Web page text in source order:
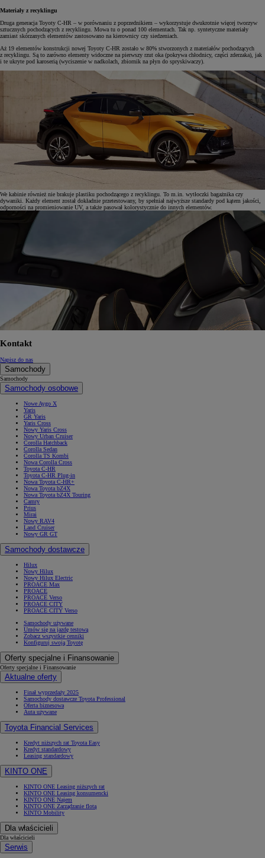
Materiały z recyklingu
Druga generacja Toyoty C-HR – w porównaniu z poprzednikiem – wykorzystuje dwukrotnie więcej tworzyw
sztucznych pochodzących z recyklingu. Mowa tu o ponad 100 elementach. Tak np. syntetyczne materiały
zamiast skórzanych elementów zastosowano na kierownicy czy siedzeniach.
Aż 19 elementów konstrukcji nowej Toyoty C-HR zostało w 80% stworzonych z materiałów pochodzących
z recyklingu. Są to zarówno elementy widoczne na pierwszy rzut oka (pokrywa chłodnicy, części zderzaka), jak
i te ukryte pod karoserią (wyciszenie w nadkolach, zbiornik na płyn do spryskiwaczy).
We kabinie również nie brakuje plastiku pochodzącego z recyklingu. To m.in. wytłoczki bagażnika czy
dywaniki. Każdy element został dokładnie przetestowany, by spełniał najwyższe standardy pod kątem jakości,
odporności na promieniowanie UV, a także pasował kolorystycznie do innych elementów.
Kontakt
Napisz do nas
Samochody
Samochody
Samochody osobowe
Nowe Aygo X
Yaris
GR Yaris
Yaris Cross
Nowy Yaris Cross
Nowy Urban Cruiser
Corolla Hatchback
Corolla Sedan
Corolla TS Kombi
Nowa Corolla Cross
Toyota C-HR
Toyota C-HR Plug-in
Nowa Toyota C-HR+
Nowa Toyota bZ4X
Nowa Toyota bZ4X Touring
Camry
Prius
Mirai
Nowy RAV4
Land Cruiser
Nowy GR GT
Samochody dostawcze
Hilux
Nowy Hilux
Nowy Hilux Electric
PROACE Max
PROACE
PROACE Verso
PROACE CITY
PROACE CITY Verso
Samochody używane
Umów się na jazdę testową
Zobacz wszystkie cenniki
Konfiguruj swoją Toyotę
Oferty specjalne i Finansowanie
Oferty specjalne i Finansowanie
Aktualne oferty
Finał wyprzedaży 2025
Samochody dostawcze Toyota Professional
Oferta biznesowa
Auta używane
Toyota Financial Services
Kredyt niższych rat Toyota Easy
Kredyt standardowy
Leasing standardowy
KINTO ONE
KINTO ONE Leasing niższych rat
KINTO ONE Leasing konsumencki
KINTO ONE Najem
KINTO ONE Zarządzanie flotą
KINTO Mobility
Dla właścicieli
Dla właścicieli
Serwis